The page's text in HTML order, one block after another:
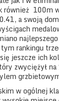
również 100m
a swoją
tym rankingu
jeszcze ich
zwyciężył
w ogólnej